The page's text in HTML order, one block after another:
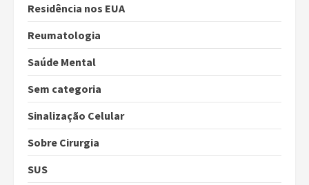
Residência nos EUA
Reumatologia
Saúde Mental
Sem categoria
Sinalização Celular
Sobre Cirurgia
SUS